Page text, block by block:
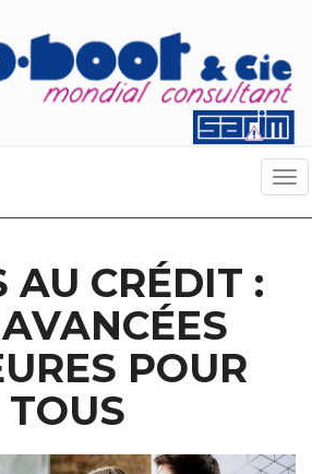
AU CRÉDIT :
POUR
TOUS